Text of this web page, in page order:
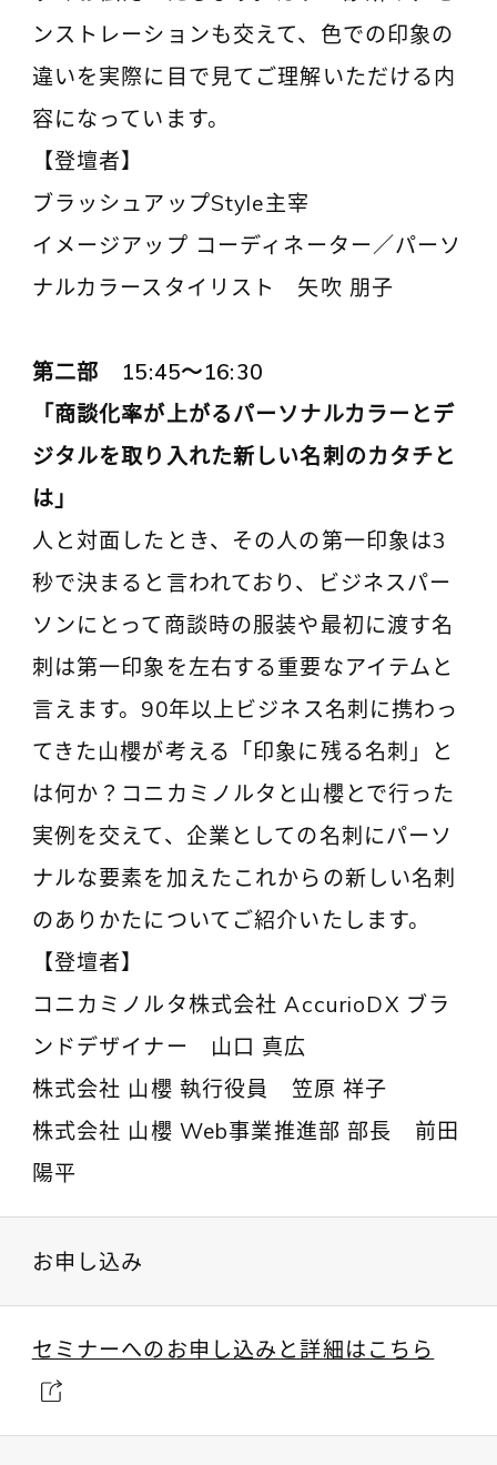
ンストレーションも交えて、色での印象の
違いを実際に目で見てご理解いただける内
容になっています。
【登壇者】
ブラッシュアップStyle主宰
イメージアップ コーディネーター／パーソ
ナルカラースタイリスト 矢吹 朋子
第二部 15:45～16:30
「商談化率が上がるパーソナルカラーとデ
ジタルを取り入れた新しい名刺のカタチと
は」
人と対面したとき、その人の第一印象は3
秒で決まると言われており、ビジネスパー
ソンにとって商談時の服装や最初に渡す名
刺は第一印象を左右する重要なアイテムと
言えます。90年以上ビジネス名刺に携わっ
てきた山櫻が考える「印象に残る名刺」と
は何か？コニカミノルタと山櫻とで行った
実例を交えて、企業としての名刺にパーソ
ナルな要素を加えたこれからの新しい名刺
のありかたについてご紹介いたします。
【登壇者】
コニカミノルタ株式会社 AccurioDX ブラ
ンドデザイナー 山口 真広
株式会社 山櫻 執行役員 笠原 祥子
株式会社 山櫻 Web事業推進部 部長 前田
陽平
お申し込み
セミナーへのお申し込みと詳細はこちら